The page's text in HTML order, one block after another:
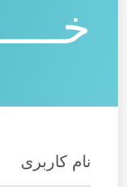
نام کاربری